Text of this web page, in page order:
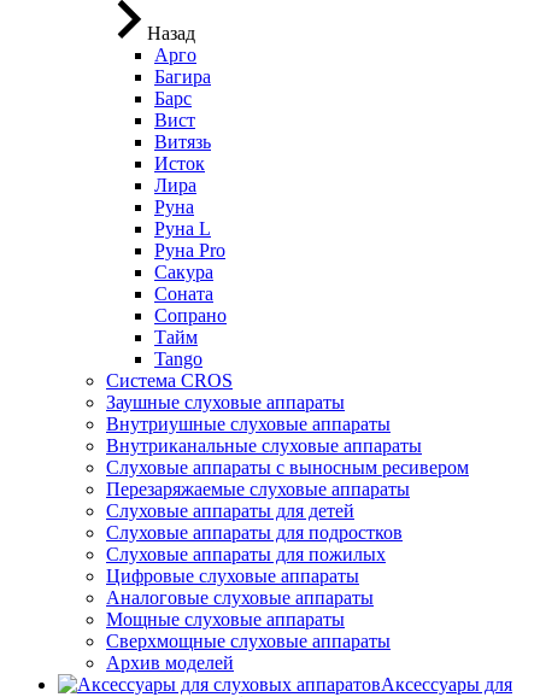
Назад
Арго
Багира
Барс
Вист
Витязь
Исток
Лира
Руна
Руна L
Руна Pro
Сакура
Соната
Сопрано
Тайм
Tango
Система CROS
Заушные слуховые аппараты
Внутриушные слуховые аппараты
Внутриканальные слуховые аппараты
Слуховые аппараты с выносным ресивером
Перезаряжаемые слуховые аппараты
Слуховые аппараты для детей
Слуховые аппараты для подростков
Слуховые аппараты для пожилых
Цифровые слуховые аппараты
Аналоговые слуховые аппараты
Мощные слуховые аппараты
Сверхмощные слуховые аппараты
Архив моделей
Аксессуары для